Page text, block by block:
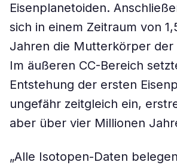
Eisenplanetoiden.
sich in einem Zeitraum von
Jahren die Mutterkörper der
Im äußeren CC-Bereich
Entstehung der ersten
ungefähr zeitgleich ein,
aber über vier Millionen
„Alle Isotopen-Daten